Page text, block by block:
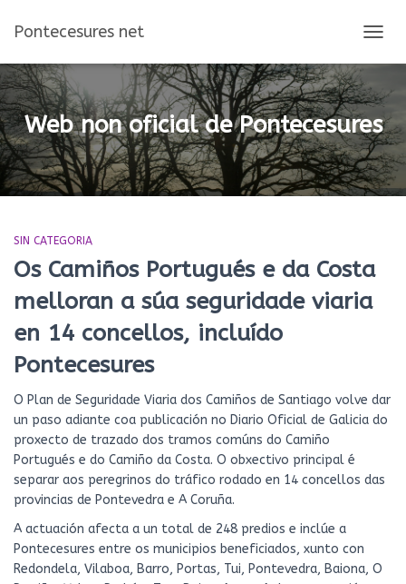
Pontecesures net
MODO
Web non oficial de Pontecesures
SIN CATEGORIA
Os Camiños Portugués e da Costa
melloran a súa seguridade viaria
en 14 concellos, incluído
Pontecesures
O Plan de Seguridade Viaria dos Camiños de Santiago volve dar
un paso adiante coa publicación no Diario Oficial de Galicia do
proxecto de trazado dos tramos comúns do Camiño
Portugués e do Camiño da Costa. O obxectivo principal é
separar aos peregrinos do tráfico rodado en 14 concellos das
provincias de Pontevedra e A Coruña.
A actuación afecta a un total de 248 predios e inclúe a
Pontecesures entre os municipios beneficiados, xunto con
Redondela, Vilaboa, Barro, Portas, Tui, Pontevedra, Baiona, O